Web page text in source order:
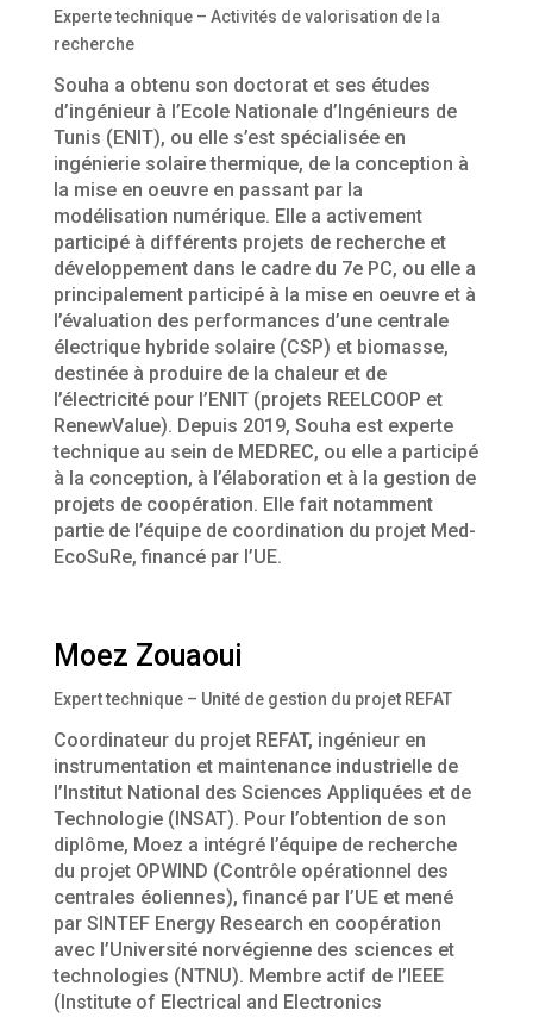
Experte technique – Activités de valorisation de la
recherche
Souha a obtenu son doctorat et ses études
d’ingénieur à l’Ecole Nationale d’Ingénieurs de
Tunis (ENIT), ou elle s’est spécialisée en
ingénierie solaire thermique, de la conception à
la mise en oeuvre en passant par la
modélisation numérique. Elle a activement
participé à différents projets de recherche et
développement dans le cadre du 7e PC, ou elle a
principalement participé à la mise en oeuvre et à
l’évaluation des performances d’une centrale
électrique hybride solaire (CSP) et biomasse,
destinée à produire de la chaleur et de
l’électricité pour l’ENIT (projets REELCOOP et
RenewValue). Depuis 2019, Souha est experte
technique au sein de MEDREC, ou elle a participé
à la conception, à l’élaboration et à la gestion de
projets de coopération. Elle fait notamment
partie de l’équipe de coordination du projet Med-
EcoSuRe, financé par l’UE.
Moez Zouaoui
Expert technique – Unité de gestion du projet REFAT
Coordinateur du projet REFAT, ingénieur en
instrumentation et maintenance industrielle de
l’Institut National des Sciences Appliquées et de
Technologie (INSAT). Pour l’obtention de son
diplôme, Moez a intégré l’équipe de recherche
du projet OPWIND (Contrôle opérationnel des
centrales éoliennes), financé par l’UE et mené
par SINTEF Energy Research en coopération
avec l’Université norvégienne des sciences et
technologies (NTNU). Membre actif de l’IEEE
(Institute of Electrical and Electronics